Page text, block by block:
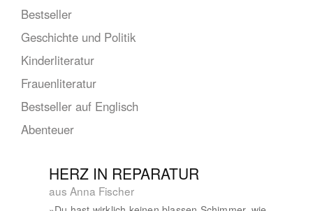
Bestseller
Geschichte und Politik
Kinderliteratur
Frauenliteratur
Bestseller auf Englisch
Abenteuer
HERZ IN REPARATUR
aus Anna Fischer